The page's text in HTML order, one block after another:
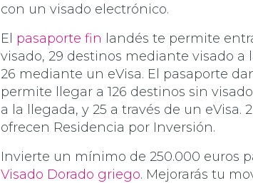
con un visado electrónico.
El pasaporte fin landés te permite
visado, 29 destinos mediante visado a
26 mediante un eVisa. El pasaporte
permite llegar a 126 destinos sin
a la llegada, y 25 a través de un eVisa.
ofrecen Residencia por Inversión.
Invierte un mínimo de 250.000 euros
Visado Dorado griego. Mejorarás tu